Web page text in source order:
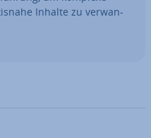
Inhalte zu ver­wan­